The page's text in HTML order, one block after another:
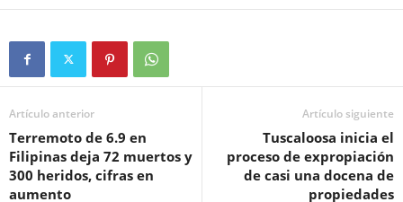
Artículo anterior
Terremoto de 6.9 en
Filipinas deja 72 muertos y
300 heridos, cifras en
aumento
Artículo siguiente
Tuscaloosa inicia el
proceso de expropiación
de casi una docena de
propiedades